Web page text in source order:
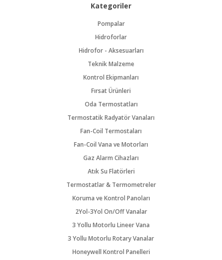
Kategoriler
Pompalar
Hidroforlar
Hidrofor - Aksesuarları
Teknik Malzeme
Kontrol Ekipmanları
Fırsat Ürünleri
Oda Termostatları
Termostatik Radyatör Vanaları
Fan-Coil Termostaları
Fan-Coil Vana ve Motorları
Gaz Alarm Cihazları
Atık Su Flatörleri
Termostatlar & Termometreler
Koruma ve Kontrol Panoları
2Yol-3Yol On/Off Vanalar
3 Yollu Motorlu Lineer Vana
3 Yollu Motorlu Rotary Vanalar
Honeywell Kontrol Panelleri